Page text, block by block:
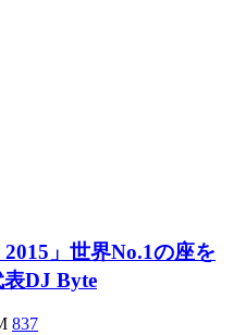
2015」世界No.1の座を
DJ Byte
837